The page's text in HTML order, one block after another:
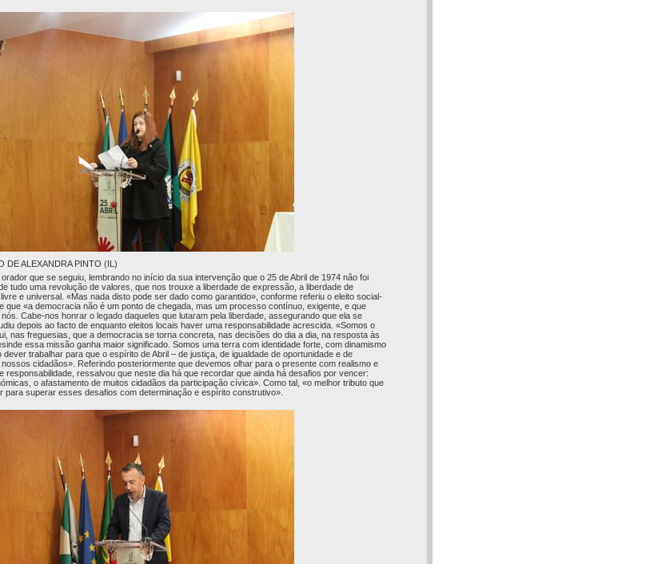
DE ALEXANDRA PINTO (IL)
que se seguiu, lembrando no início da sua intervenção que o 25 de Abril de 1974 não foi
tudo uma revolução de valores, que nos trouxe a liberdade de expressão, a liberdade de
e universal. «Mas nada disto pode ser dado como garantido», conforme referiu o eleito social-
que «a democracia não é um ponto de chegada, mas um processo contínuo, exigente, e que
Cabe-nos honrar o legado daqueles que lutaram pela liberdade, assegurando que ela se
depois ao facto de enquanto eleitos locais haver uma responsabilidade acrescida. «Somos o
nas freguesias, que a democracia se torna concreta, nas decisões do dia a dia, na resposta às
essa missão ganha maior significado. Somos uma terra com identidade forte, com dinamismo
trabalhar para que o espírito de Abril – de justiça, de igualdade de oportunidade e de
cidadãos». Referindo posteriormente que devemos olhar para o presente com realismo e
responsabilidade, ressalvou que neste dia há que recordar que ainda há desafios por vencer:
o afastamento de muitos cidadãos da participação cívica». Como tal, «o melhor tributo que
para superar esses desafios com determinação e espírito construtivo».